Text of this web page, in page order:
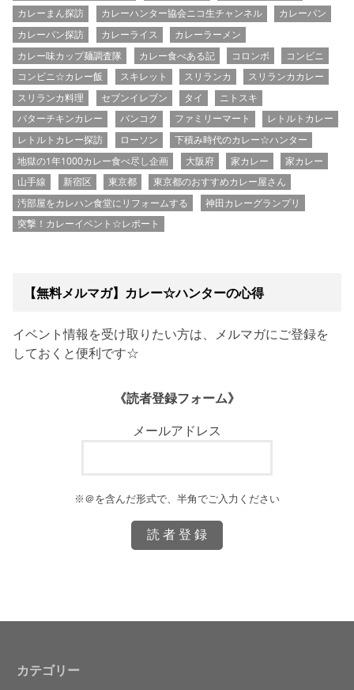
カレーまん探訪
カレーハンター協会ニコ生チャンネル
カレーパン
カレーパン探訪
カレーライス
カレーラーメン
カレー味カップ麺調査隊
カレー食べある記 コロンボ
コンビニ
コンビニ☆カレー飯
スキレット スリランカ
スリランカカレー
スリランカ料理
セブンイレブン タイ
ニトスキ
バターチキンカレー
バンコク ファミリーマート
レトルトカレー
レトルトカレー探訪
ローソン
下積み時代のカレー☆ハンター
地獄の1年1000カレー食べ尽し企画
大阪府 家カレー
家カレー
山手線
新宿区 東京都
東京都のおすすめカレー屋さん
汚部屋をカレハン食堂にリフォームする
神田カレーグランプリ
突撃！カレーイベント☆レポート
【無料メルマガ】カレー☆ハンターの心得
イベント情報を受け取りたい方は、メルマガにご登録を
しておくと便利です☆
《読者登録フォーム》
メールアドレス
※＠を含んだ形式で、半角でご入力ください
カテゴリー